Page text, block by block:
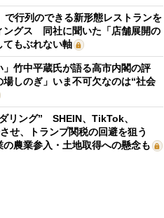
で行列のできる新形態レストランを
ングス 同社に聞いた「店舗展開の
てもぶれない軸
」竹中平蔵氏が語る高市内閣の評
しのぎ」いま不可欠なのは“社会
リング” SHEIN、TikTok、
せ、トランプ関税の回避を狙う
農業参入・土地取得への懸念も